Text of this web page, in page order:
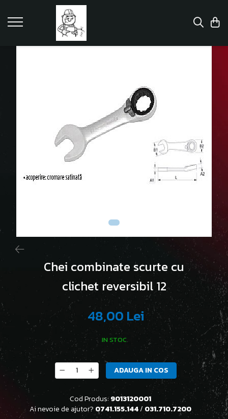
Chei combinate scurte cu
clichet reversibil 12
48,00 Lei
IN STOC
ADAUGA IN COS
Cod Produs: 9013120001
Ai nevoie de ajutor? 0741.155.144/ 031.710.7200